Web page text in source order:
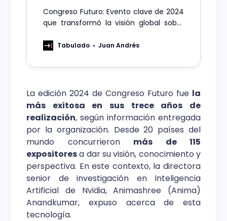
Congreso Futuro: Evento clave de 2024
que transformó la visión global sobre
nuevo enfoque en la divulgación.
Tabulado Juan Andrés
La edición 2024 de Congreso Futuro fue la
más exitosa en sus trece años de
realización, según información entregada
por la organización. Desde 20 países del
mundo concurrieron más de 115
expositoresa dar su visión, conocimiento y
perspectiva. En este contexto, la directora
senior de investigación en Inteligencia
Artificial de Nvidia, Animashree (Anima)
Anandkumar, expuso acerca de esta
tecnología.